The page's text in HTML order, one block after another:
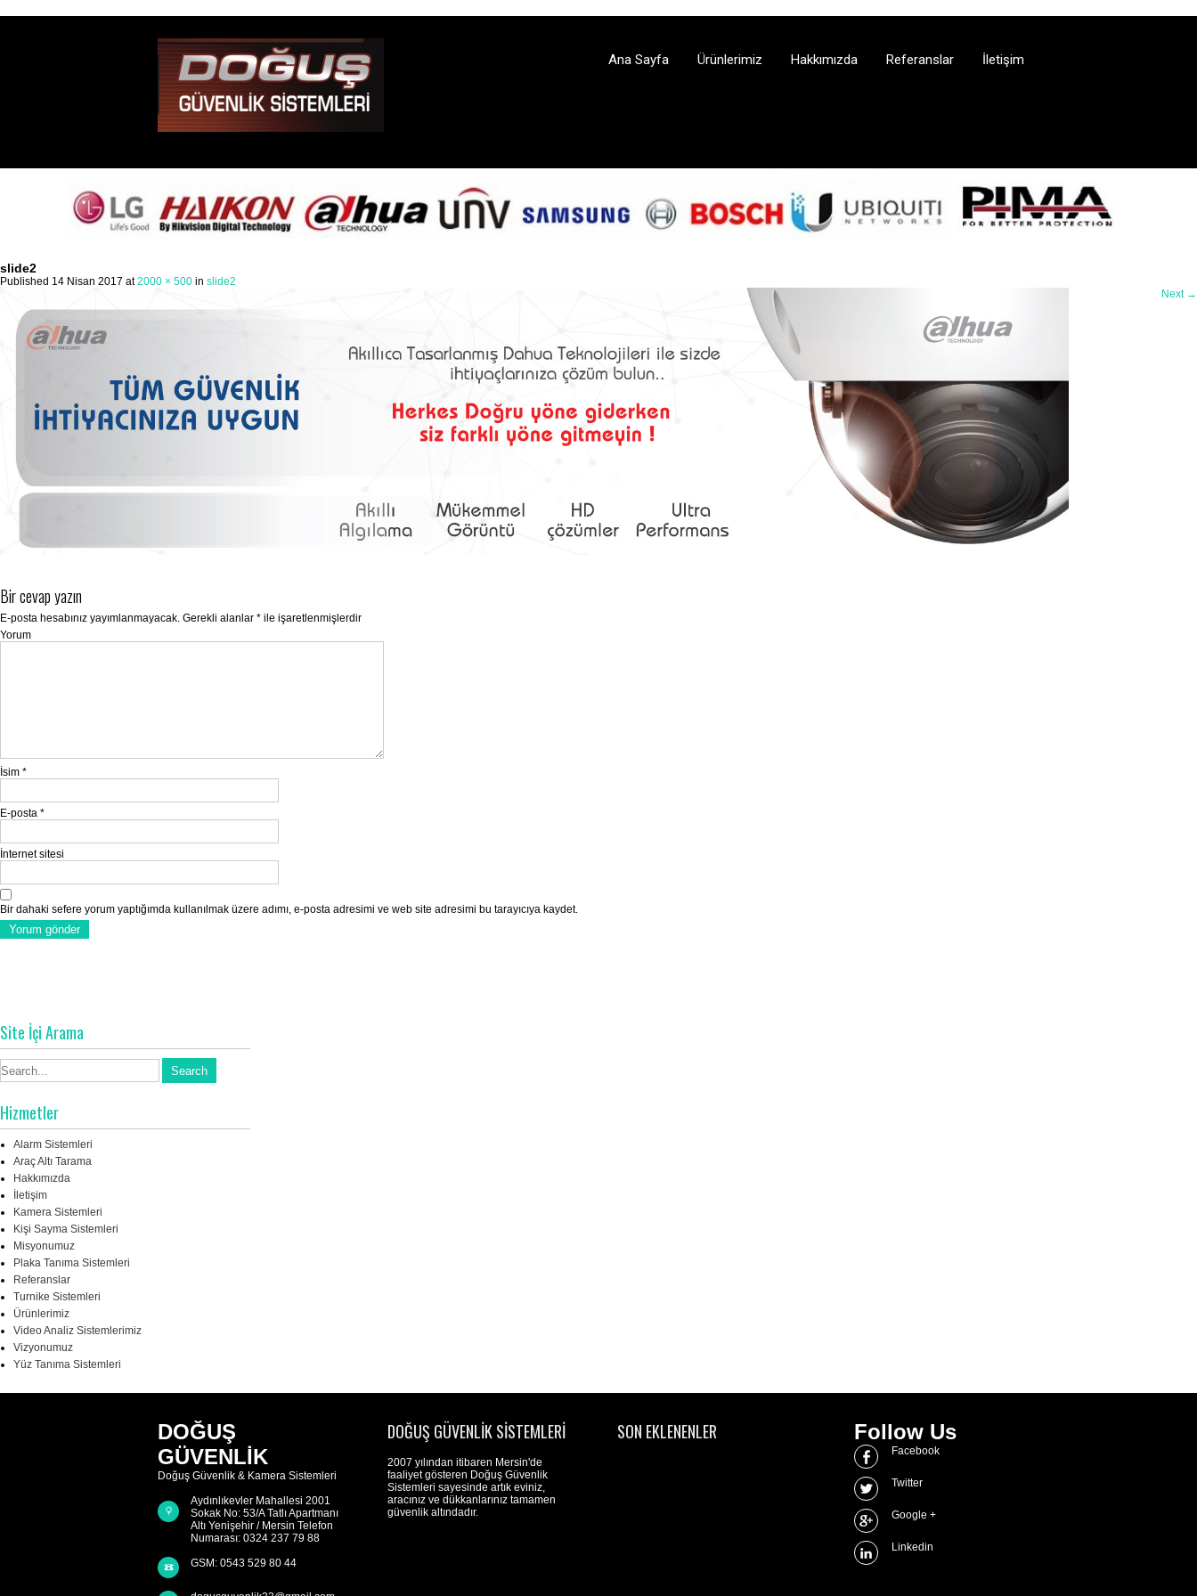
Ana Sayfa Ürünlerimiz Hakkımızda Referanslar İletişim
slide2
Published 14 Nisan 2017 at2000 × 500 in slide2
Next →
Bir cevap yazın
E-posta hesabınız yayımlanmayacak. Gerekli alanlar * ile işaretlenmişlerdir
Yorum
İsim *
E-posta *
İnternet sitesi
Bir dahaki sefere yorum yaptığımda kullanılmak üzere adımı, e-posta adresimi ve web site adresimi bu tarayıcıya kaydet.
Site İçi Arama
Hizmetler
Alarm Sistemleri
Araç Altı Tarama
Hakkımızda
İletişim
Kamera Sistemleri
Kişi Sayma Sistemleri
Misyonumuz
Plaka Tanıma Sistemleri
Referanslar
Turnike Sistemleri
Ürünlerimiz
Video Analiz Sistemlerimiz
Vizyonumuz
Yüz Tanıma Sistemleri
DOĞUŞ
GÜVENLİK
Doğuş Güvenlik & Kamera Sistemleri
Aydınlıkevler Mahallesi 2001
Sokak No: 53/A Tatlı Apartmanı
Altı Yenişehir / Mersin Telefon
Numarası: 0324 237 79 88
GSM: 0543 529 80 44
DOĞUŞ GÜVENLIK SISTEMLERI
2007 yılından itibaren Mersin'de
faaliyet gösteren Doğuş Güvenlik
Sistemleri sayesinde artık eviniz,
aracınız ve dükkanlarınız tamamen
güvenlik altındadır.
SON EKLENENLER Follow Us
Facebook
Twitter
Google +
Linkedin